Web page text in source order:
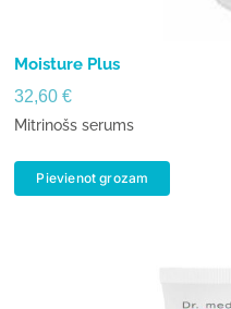
Moisture Plus
32,60€
Mitrinošs serums
Pievienot grozam